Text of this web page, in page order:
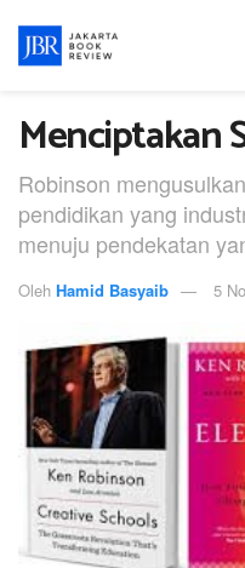
Menciptakan
Robinson
pendidikan yang
menuju pendekatan
Oleh Hamid Basyaib 5